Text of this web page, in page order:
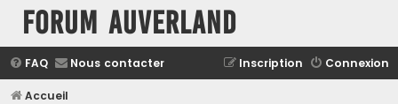
Forum Auverland
FAQ Nous contacter Connexion
Inscription
Accueil